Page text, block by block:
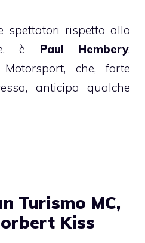
spettatori rispetto allo
è Paul Hembery,
che, forte
anticipa qualche
Turismo MC,
Kiss